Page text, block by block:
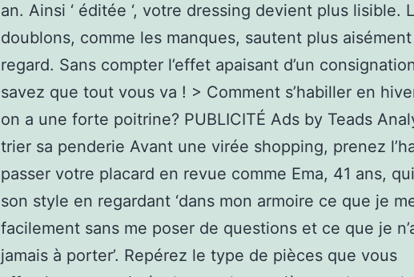
an. Ainsi ‘ éditée ‘, votre dressing devient plus lisible.
doublons, comme les manques, sautent plus aisément
regard. Sans compter l’effet apaisant d’un
savez que tout vous va ! > Comment s’habiller en
on a une forte poitrine? PUBLICITÉ Ads by Teads
trier sa penderie Avant une virée shopping, prenez
passer votre placard en revue comme Ema, 41 ans,
son style en regardant ‘dans mon armoire ce que je
facilement sans me poser de questions et ce que je
jamais à porter’. Repérez le type de pièces que vous